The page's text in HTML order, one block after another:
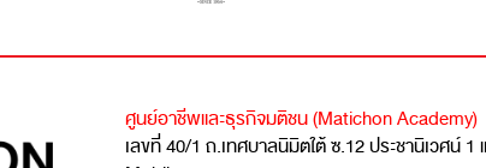
ศูนย์อาชีพและธุรกิจมติชน (Matichon Academy)
เลขที่ 40/1 ถ.เทศบาลนิมิตใต้ ซ.12 ประชานิเวศน์